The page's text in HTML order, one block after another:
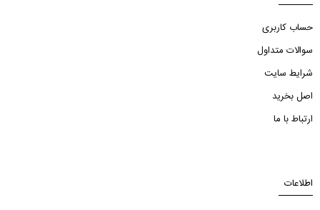
حساب کاربری
سوالات متداول
شرایط سایت
اصل بخرید
ارتباط با ما
اطلاعات